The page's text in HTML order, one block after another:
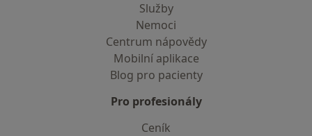
Služby
Nemoci
Centrum nápovědy
Mobilní aplikace
Blog pro pacienty
Pro profesionály
Ceník